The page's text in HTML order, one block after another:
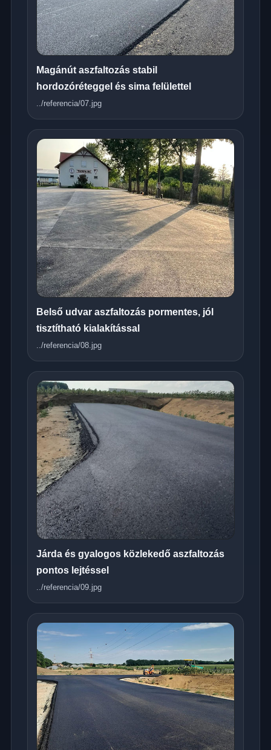
Magánút aszfaltozás stabil
hordozóréteggel és sima felülettel
../referencia/07.jpg
Belső udvar aszfaltozás pormentes, jól
tisztítható kialakítással
../referencia/08.jpg
Járda és gyalogos közlekedő aszfaltozás
pontos lejtéssel
../referencia/09.jpg